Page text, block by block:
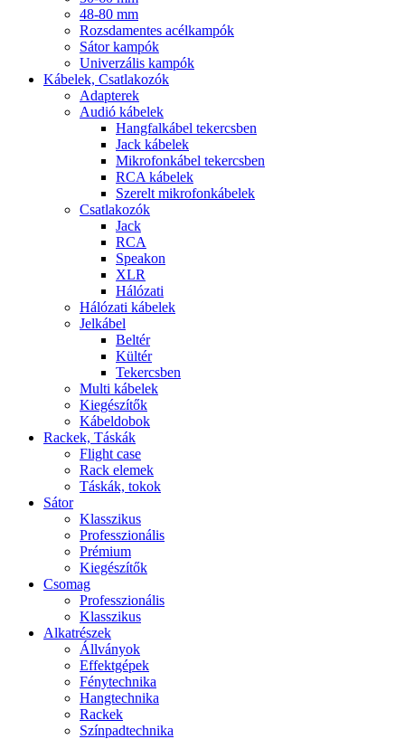
48-80 mm
Rozsdamentes acélkampók
Sátor kampók
Univerzális kampók
Kábelek, Csatlakozók
Adapterek
Audió kábelek
Hangfalkábel tekercsben
Jack kábelek
Mikrofonkábel tekercsben
RCA kábelek
Szerelt mikrofonkábelek
Csatlakozók
Jack
RCA
Speakon
XLR
Hálózati
Hálózati kábelek
Jelkábel
Beltér
Kültér
Tekercsben
Multi kábelek
Kiegészítők
Kábeldobok
Rackek, Táskák
Flight case
Rack elemek
Táskák, tokok
Sátor
Klasszikus
Professzionális
Prémium
Kiegészítők
Csomag
Professzionális
Klasszikus
Alkatrészek
Állványok
Effektgépek
Fénytechnika
Hangtechnika
Rackek
Színpadtechnika